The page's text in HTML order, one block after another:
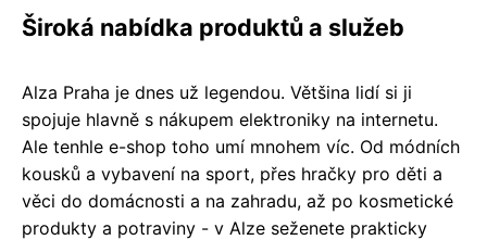
Široká nabídka produktů a služeb
Alza Praha je dnes už legendou. Většina lidí si ji
spojuje hlavně s nákupem elektroniky na internetu.
Ale tenhle e-shop toho umí mnohem víc. Od módních
kousků a vybavení na sport, přes hračky pro děti a
věci do domácnosti a na zahradu, až po kosmetické
produkty a potraviny - v Alze seženete prakticky